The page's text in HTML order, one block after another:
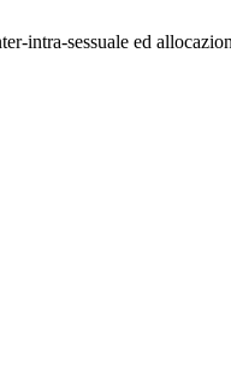
intra-sessuale ed